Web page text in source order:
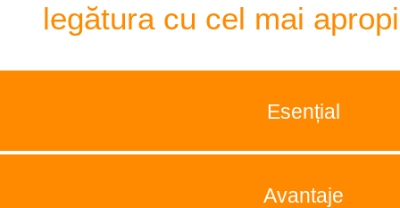
legătura cu cel mai
Esențial
Avantaje